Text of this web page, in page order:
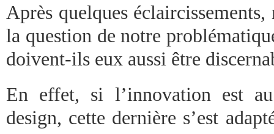
Après quelques
la question de notre
doivent-ils eux aussi être
En effet, si l’innovation est
design, cette dernière s’est